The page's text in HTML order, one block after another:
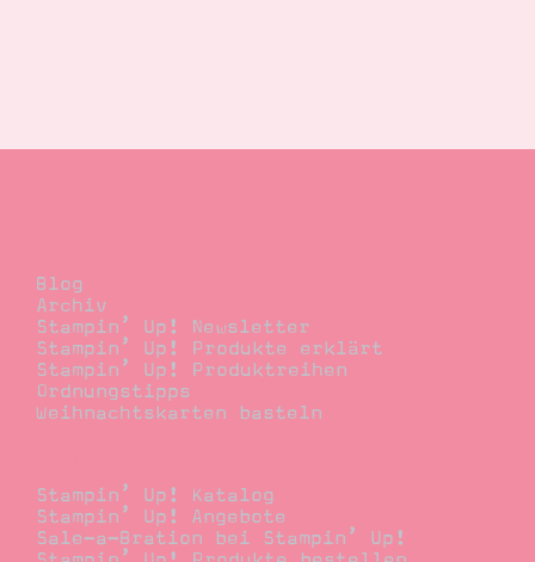
Blog
Archiv
Stampin’ Up! Newsletter
Stampin’ Up! Produkte erklärt
Stampin’ Up! Produktreihen
Ordnungstipps
Weihnachtskarten basteln
Stampin’ Up! Katalog
Stampin’ Up! Angebote
Sale-a-Bration bei Stampin’ Up!